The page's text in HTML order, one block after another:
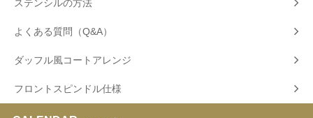
ステンシルの方法
よくある質問（Q&A）
ダッフル風コートアレンジ
フロントスピンドル仕様